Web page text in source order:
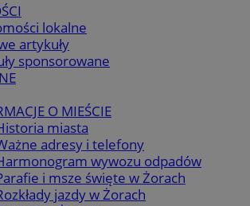
lokalne
artykuły
sponsorowane
O MIEŚCIE
miasta
adresy i telefony
wywozu odpadów
i msze święte w Żorach
jazdy w Żorach